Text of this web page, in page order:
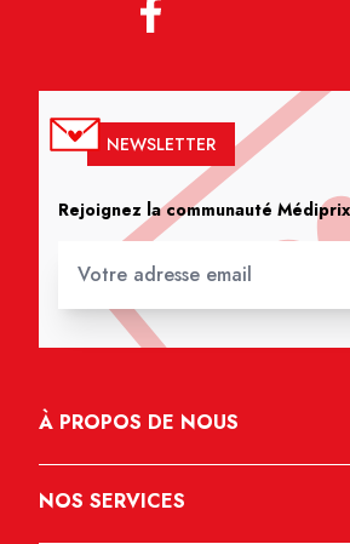
NEWSLETTER
Rejoignez la communauté
À PROPOS DE NOUS
NOS SERVICES